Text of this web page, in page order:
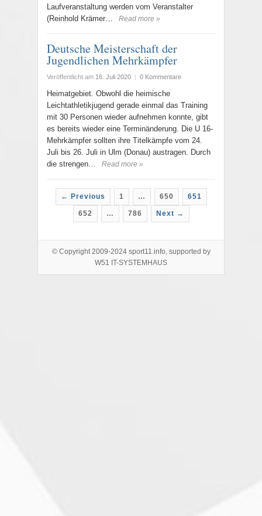
Laufveranstaltung werden vom Veranstalter
(Reinhold Krämer…
Read more »
Deutsche Meisterschaft der
Jugendlichen Mehrkämpfer
Veröffentlicht am 16. Juli 2020 | 0 Kommentare
Heimatgebiet. Obwohl die heimische
Leichtathletikjugend gerade einmal das Training
mit 30 Personen wieder aufnehmen konnte, gibt
es bereits wieder eine Terminänderung. Die U 16-
Mehrkämpfer sollten ihre Titelkämpfe vom 24.
Juli bis 26. Juli in Ulm (Donau) austragen. Durch
die strengen…
Read more »
← Previous 1 … 650 651
652 … 786 Next →
© Copyright 2009-2024 sport11.info, supported by
W51 IT-SYSTEMHAUS